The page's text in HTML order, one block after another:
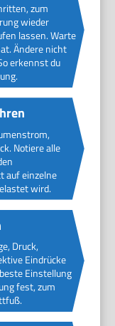
zum
wieder
lassen. Warte
Ändere nicht
erkennst du
Notiere alle
auf einzelne
wird.
Druck,
Eindrücke
Einstellung
fest, zum